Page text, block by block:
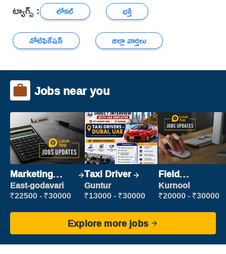
ట్యాగ్స్ : లోకల్
భక్తి
నోటిఫికేషన్
జిల్లా వార్తలు
Jobs near you
Marketing
Executive
East-godavari
₹22500 - ₹30000
Taxi Driver
Guntur
₹13000 - ₹30000
Field
Marketing
Executive
Kurnool
₹20000 - ₹30000
Explore more jobs